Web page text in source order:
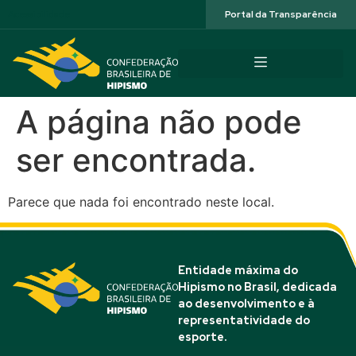
Portal da Transparência
A página não pode
ser encontrada.
Parece que nada foi encontrado neste local.
Entidade máxima do
Hipismo no Brasil, dedicada
ao desenvolvimento e à
representatividade do
esporte.